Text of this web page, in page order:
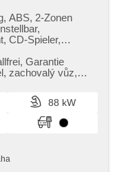
ABS, 2-Zonen
CD-Spieler,
Vorderscheiben,
Spiegel, beheizte
Getönte Scheiben,
Bluetooth
Garantie
zachovalý vůz,​
88 kW